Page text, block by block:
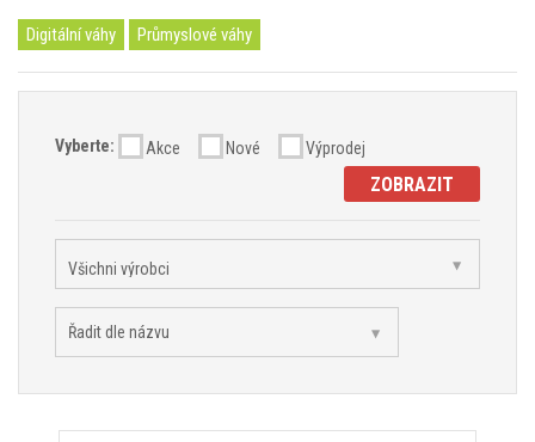
Digitální váhy Průmyslové váhy
Vyberte: Akce Nové Výprodej
ZOBRAZIT